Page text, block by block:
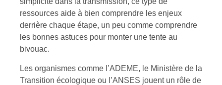
ressources aide à bien comprendre les enjeux
derrière chaque étape, un peu comme comprendre
les bonnes astuces pour monter une tente au
bivouac.
Les organismes comme l’ADEME, le Ministère de la
Transition écologique ou l’ANSES jouent un rôle de